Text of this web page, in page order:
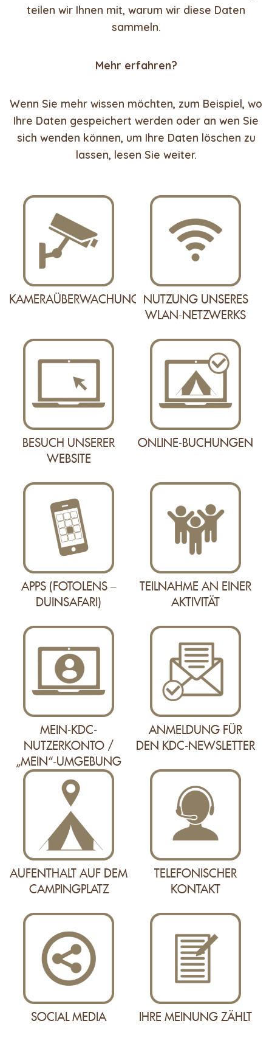
teilen wir Ihnen mit, warum wir diese Daten
sammeln.
Mehr erfahren?
Wenn Sie mehr wissen möchten, zum Beispiel, wo
Ihre Daten gespeichert werden oder an wen Sie
sich wenden können, um Ihre Daten löschen zu
lassen, lesen Sie weiter.
KAMERAÜBERWACHUNG NUTZUNG UNSERES
WLAN-NETZWERKS
BESUCH UNSERER
WEBSITE
ONLINE-BUCHUNGEN
APPS (FOTOLENS –
DUINSAFARI)
TEILNAHME AN EINER
AKTIVITÄT
MEIN-KDC-
NUTZERKONTO /
„MEIN“-UMGEBUNG
ANMELDUNG FÜR
DEN KDC-NEWSLETTER
AUFENTHALT AUF DEM
CAMPINGPLATZ
TELEFONISCHER
KONTAKT
SOCIAL MEDIA IHRE MEINUNG ZÄHLT